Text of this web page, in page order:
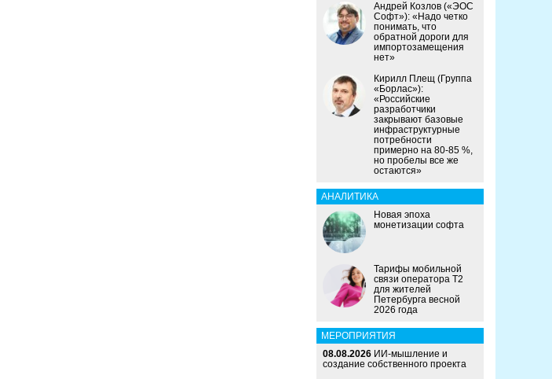
Андрей Козлов («ЭОС
Софт»): «Надо четко
понимать, что
обратной дороги для
импортозамещения
нет»
Кирилл Плещ (Группа
«Борлас»):
«Российские
разработчики
закрывают базовые
инфраструктурные
потребности
примерно на 80-85 %,
но пробелы все же
остаются»
АНАЛИТИКА
Новая эпоха
монетизации софта
Тарифы мобильной
связи оператора Т2
для жителей
Петербурга весной
2026 года
МЕРОПРИЯТИЯ
08.08.2026 ИИ-мышление и
создание собственного проекта